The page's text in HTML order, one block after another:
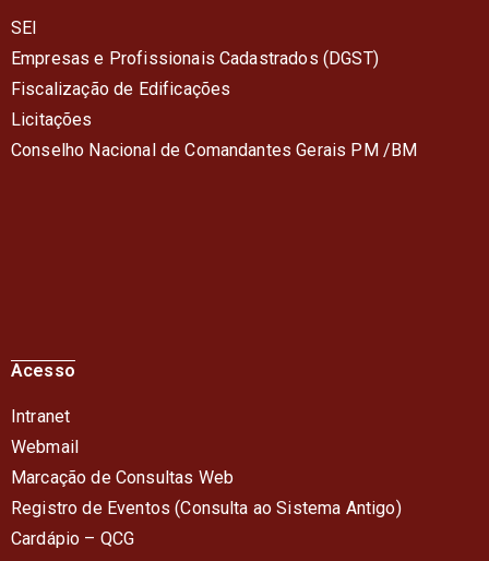
SEI
Empresas e Profissionais Cadastrados (DGST)
Fiscalização de Edificações
Licitações
Conselho Nacional de Comandantes Gerais PM /BM
Acesso
Intranet
Webmail
Marcação de Consultas Web
Registro de Eventos (Consulta ao Sistema Antigo)
Cardápio – QCG